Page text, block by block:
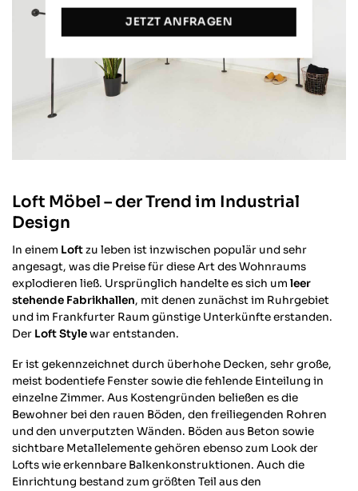
JETZT ANFRAGEN
Loft Möbel – der Trend im Industrial
Design
In einem Loftzu leben ist inzwischen populär und sehr
angesagt, was die Preise für diese Art des Wohnraums
explodieren ließ. Ursprünglich handelte es sich um leer
stehende Fabrikhallen, mit denen zunächst im Ruhrgebiet
und im Frankfurter Raum günstige Unterkünfte erstanden.
Der Loft Stylewar entstanden.
Er ist gekennzeichnet durch überhohe Decken, sehr große,
meist bodentiefe Fenster sowie die fehlende Einteilung in
einzelne Zimmer. Aus Kostengründen beließen es die
Bewohner bei den rauen Böden, den freiliegenden Rohren
und den unverputzten Wänden. Böden aus Beton sowie
sichtbare Metallelemente gehören ebenso zum Look der
Lofts wie erkennbare Balkenkonstruktionen. Auch die
Einrichtung bestand zum größten Teil aus den